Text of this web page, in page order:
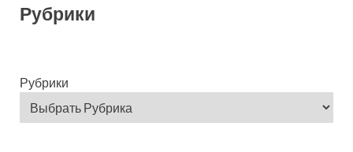
Рубрики
Рубрики